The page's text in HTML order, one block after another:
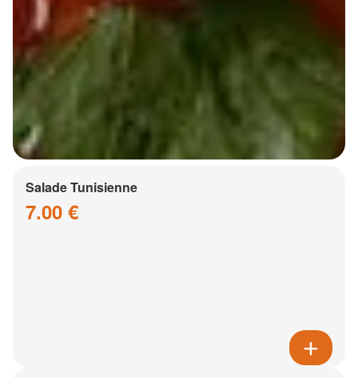
Salade Tunisienne
7.00 €